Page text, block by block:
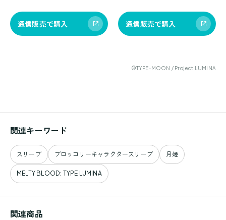
通信販売で購入 通信販売で購入
©TYPE-MOON / Project LUMINA
関連キーワード
スリーブ ブロッコリーキャラクタースリーブ 月姫
MELTY BLOOD: TYPE LUMINA
関連商品